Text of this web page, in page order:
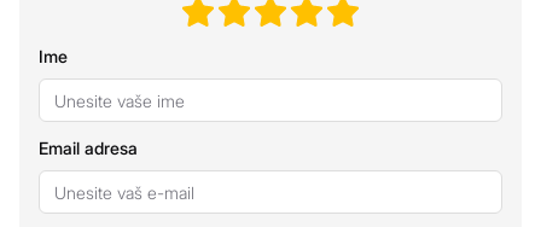
Ime
Email adresa